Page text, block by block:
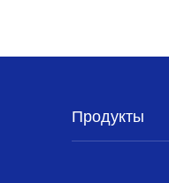
Продукты